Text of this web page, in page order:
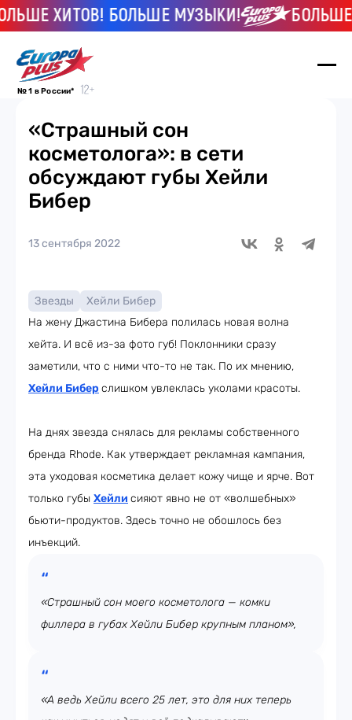
ХИТОВ! БОЛЬШЕ МУЗЫКИ! БОЛЬШЕ
№ 1 в России*
«Страшный сон
косметолога»: в сети
обсуждают губы Хейли
Бибер
13 сентября 2022
Звезды
Хейли Бибер
На жену Джастина Бибера полилась новая волна
хейта. И всё из-за фото губ! Поклонники сразу
заметили, что с ними что-то не так. По их мнению,
Хейли Бибер слишком увлеклась уколами красоты.
На днях звезда снялась для рекламы собственного
бренда Rhode. Как утверждает рекламная кампания,
эта уходовая косметика делает кожу чище и ярче. Вот
только губы Хейли сияют явно не от «волшебных»
бьюти-продуктов. Здесь точно не обошлось без
инъекций.
«Страшный сон моего косметолога — комки
филлера в губах Хейли Бибер крупным планом»,
«А ведь Хейли всего 25 лет, это для них теперь